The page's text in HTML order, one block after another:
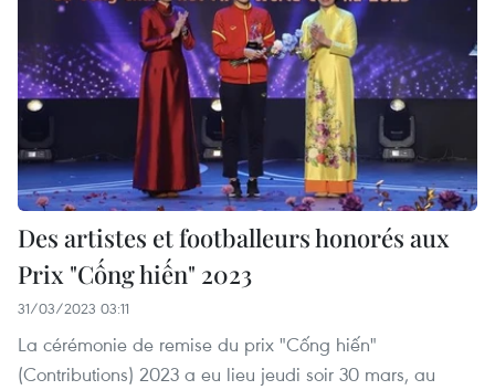
Des artistes et footballeurs honorés aux
Prix "Cống hiến" 2023
31/03/2023 03:11
La cérémonie de remise du prix "Cống hiến"
(Contributions) 2023 a eu lieu jeudi soir 30 mars, au